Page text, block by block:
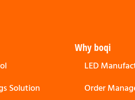
Solution
Why boqi
LED
Order